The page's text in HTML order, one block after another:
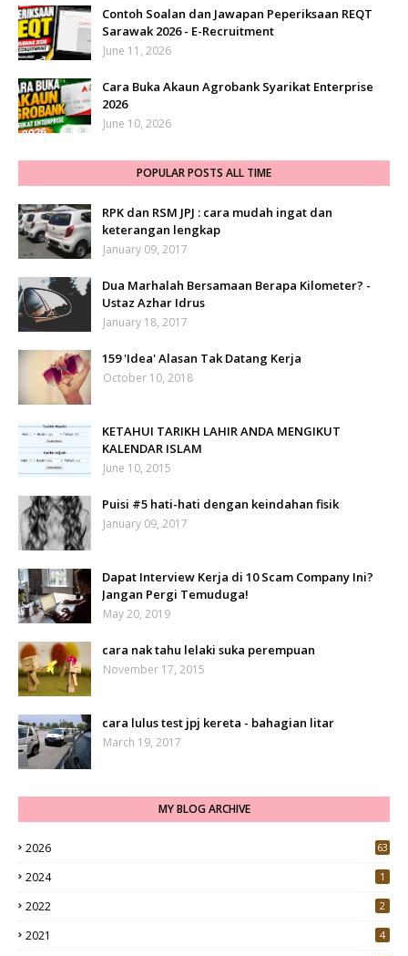
Contoh Soalan dan Jawapan Peperiksaan REQT
Sarawak 2026 - E-Recruitment
June 11, 2026
Cara Buka Akaun Agrobank Syarikat Enterprise
2026
June 10, 2026
POPULAR POSTS ALL TIME
RPK dan RSM JPJ : cara mudah ingat dan
keterangan lengkap
January 09, 2017
Dua Marhalah Bersamaan Berapa Kilometer? -
Ustaz Azhar Idrus
January 18, 2017
159 'Idea' Alasan Tak Datang Kerja
October 10, 2018
KETAHUI TARIKH LAHIR ANDA MENGIKUT
KALENDAR ISLAM
June 10, 2015
Puisi #5 hati-hati dengan keindahan fisik
January 09, 2017
Dapat Interview Kerja di 10 Scam Company Ini?
Jangan Pergi Temuduga!
May 20, 2019
cara nak tahu lelaki suka perempuan
November 17, 2015
cara lulus test jpj kereta - bahagian litar
March 19, 2017
MY BLOG ARCHIVE
2026 63
2024 1
2022 2
2021 4